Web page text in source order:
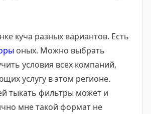
куча разных вариантов. Есть
оных. Можно выбрать
условия всех компаний,
услугу в этом регионе.
тыкать фильтры может и
мне такой формат не